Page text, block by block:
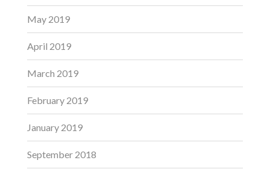
May 2019
April 2019
March 2019
February 2019
January 2019
September 2018